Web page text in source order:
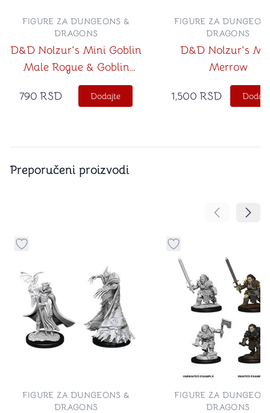
D&D Nolzur's Mini Goblin
Male Rogue & Goblin
Female Bard
FIGURE ZA DUNGEONS &
DRAGONS
790 RSD Dodajte
D&D Nolzur's
Merrow
FIGURE ZA
DRAGONS
1,500 RSD
Preporučeni proizvodi
Pomeranje
Dugme za dodavanje stvari u kategoriju omiljeno
FIGURE ZA DUNGEONS &
DRAGONS
Dugme za dodavanje
FIGURE ZA
DRAGONS